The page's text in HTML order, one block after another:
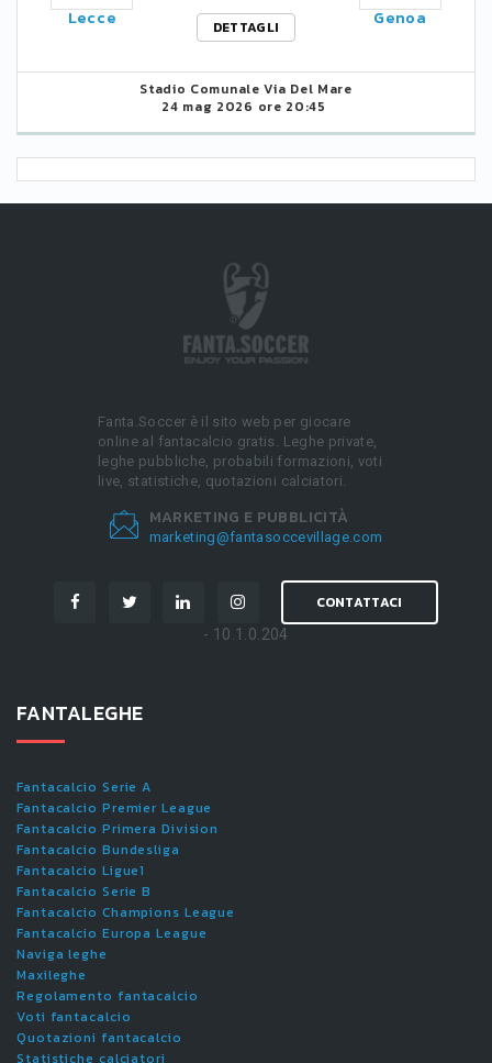
Lecce
DETTAGLI
Genoa
Stadio Comunale Via Del Mare
24 mag 2026 ore 20:45
Fanta.Soccer è il sito web per giocare
online al fantacalcio gratis. Leghe private,
leghe pubbliche, probabili formazioni, voti
live, statistiche, quotazioni calciatori.
MARKETING E PUBBLICITÀ
marketing@fantasoccevillage.com
CONTATTACI
- 10.1.0.204
FANTALEGHE
Fantacalcio Serie A
Fantacalcio Premier League
Fantacalcio Primera Division
Fantacalcio Bundesliga
Fantacalcio Ligue1
Fantacalcio Serie B
Fantacalcio Champions League
Fantacalcio Europa League
Naviga leghe
Maxileghe
Regolamento fantacalcio
Voti fantacalcio
Quotazioni fantacalcio
Statistiche calciatori